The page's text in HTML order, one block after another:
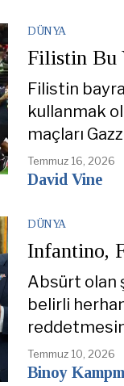
DÜNYA
Filistin Bu
Filistin
kullanmak
maçları
Temmuz 16, 2026
David Vine
DÜNYA
Infantino,
Absürt olan
belirli
Temmuz 10, 2026
Binoy